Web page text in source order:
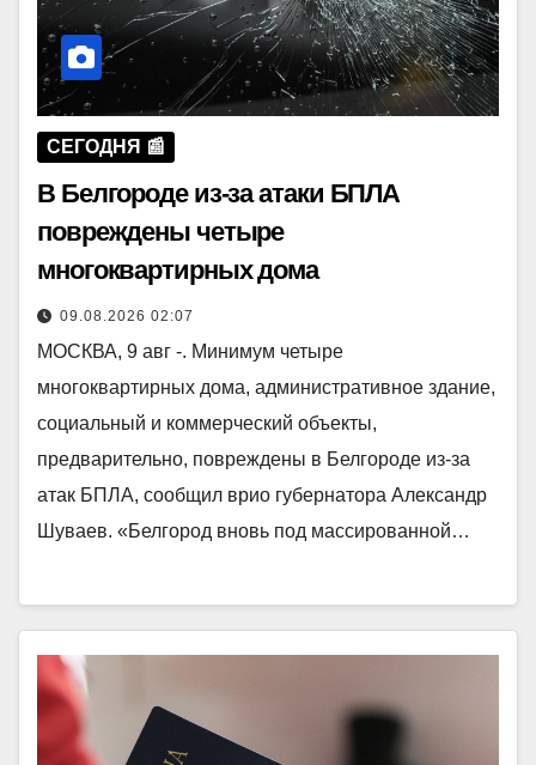
СЕГОДНЯ 📰
В Белгороде из-за атаки БПЛА
повреждены четыре
многоквартирных дома
09.08.2026 02:07
МОСКВА, 9 авг -. Минимум четыре
многоквартирных дома, административное здание,
социальный и коммерческий объекты,
предварительно, повреждены в Белгороде из-за
атак БПЛА, сообщил врио губернатора Александр
Шуваев. «Белгород вновь под массированной…